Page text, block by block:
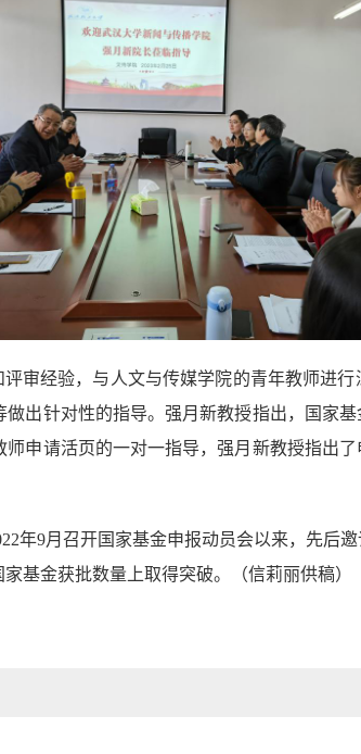
审经验，与人文与传媒学院的青年教师进
出针对性的指导。强月新教授指出，国家
申请活页的一对一指导，强月新教授指出
年9月召开国家基金申报动员会以来，先后
基金获批数量上取得突破。（信莉丽供稿）